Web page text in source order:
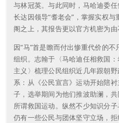
与林冠英。与此同时，马哈迪委
长达因领导“耆老会”，掌握实权
阁之上，其报告更以官方机密为由
因“马”首是瞻而付出惨重代价的
组织。志翰于〈马哈迪任相救国
主义〉梳理公民组织近几年跟朝
系：从《公民宣言》运动开始陪
子，选举期间为他们推波助澜，
所谓救国运动。纵然不少知识分
仍有一些公民与团体坚守立场，